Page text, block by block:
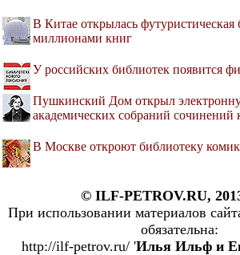
В Китае открылась футуристическая
миллионами книг
У российских библиотек появится
Пушкинский Дом открыл
академических собраний сочинений
В Москве откроют библиотеку
© ILF-PETROV.RU,
При использовании материалов
обязательна:
http://ilf-petrov.ru/ 'Илья Ильф и